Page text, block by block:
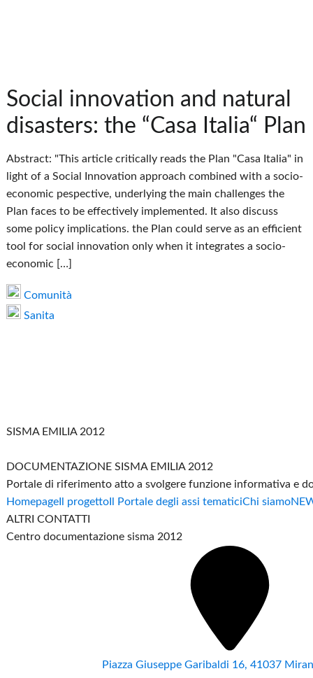
Social innovation and natural
disasters: the “Casa Italia“ Plan
Abstract: "This article critically reads the Plan "Casa Italia" in
light of a Social Innovation approach combined with a socio-
economic pespective, underlying the main challenges the
Plan faces to be effectively implemented. It also discuss
some policy implications. the Plan could serve as an efficient
tool for social innovation only when it integrates a socio-
economic […]
Comunità
Sanita
SISMA EMILIA 2012
DOCUMENTAZIONE SISMA EMILIA 2012
Portale di riferimento atto a svolgere funzione informativa e
Homepage Il progetto Il Portale degli assi tematiciChi siamo
ALTRI CONTATTI
Centro documentazione sisma 2012
Piazza Giuseppe Garibaldi 16, 41037